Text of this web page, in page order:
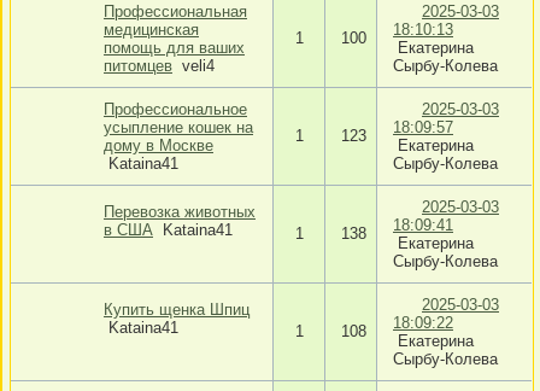
Профессиональная
медицинская
помощь для ваших
питомцев veli4
1 100
2025-03-03
18:10:13
Екатерина
Сырбу-Колева
Профессиональное
усыпление кошек на
дому в Москве
Kataina41
1 123
2025-03-03
18:09:57
Екатерина
Сырбу-Колева
Перевозка животных
в США
Kataina41 1 138
2025-03-03
18:09:41
Екатерина
Сырбу-Колева
Купить щенка Шпиц
Kataina41
1 108
2025-03-03
18:09:22
Екатерина
Сырбу-Колева